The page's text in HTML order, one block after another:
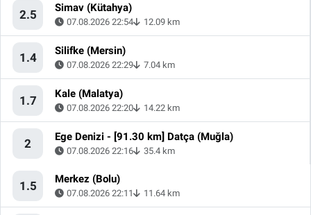
2.5 Simav (Kütahya)
07.08.2026 22:54 12.09 km
1.4 Silifke (Mersin)
07.08.2026 22:29 7.04 km
1.7 Kale (Malatya)
07.08.2026 22:20 14.22 km
2 Ege Denizi - [91.30 km] Datça (Muğla)
07.08.2026 22:16 35.4 km
1.5 Merkez (Bolu)
07.08.2026 22:11 11.64 km